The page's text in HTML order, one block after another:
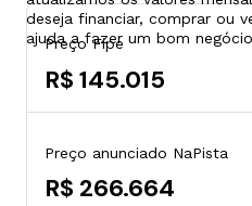
deseja financiar, comprar ou
ajuda a fazer um bom
Preço Fipe
R$ 145.015
Preço anunciado NaPista
R$ 266.664